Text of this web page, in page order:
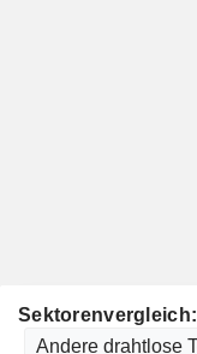
Sektorenvergleich: